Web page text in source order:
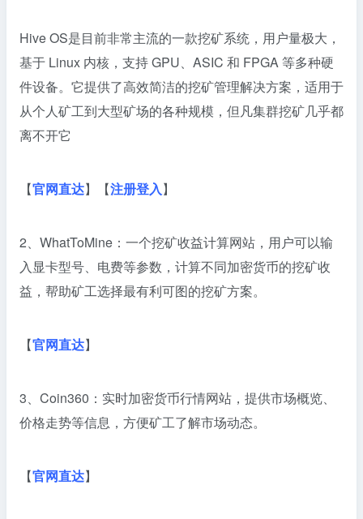
还
能
赚
吗？
5
实
用
Hive OS是目前非常主流的一款挖矿系统，用户量极大，
基于 Linux 内核，支持 GPU、ASIC 和 FPGA 等多种硬
件设备。它提供了高效简洁的挖矿管理解决方案，适用于
从个人矿工到大型矿场的各种规模，但凡集群挖矿几乎都
离不开它
【官网直达】【注册登入】
2、WhatToMine：一个挖矿收益计算网站，用户可以输
入显卡型号、电费等参数，计算不同加密货币的挖矿收
益，帮助矿工选择最有利可图的挖矿方案。
【官网直达】
3、Coin360：实时加密货币行情网站，提供市场概览、
价格走势等信息，方便矿工了解市场动态。
【官网直达】